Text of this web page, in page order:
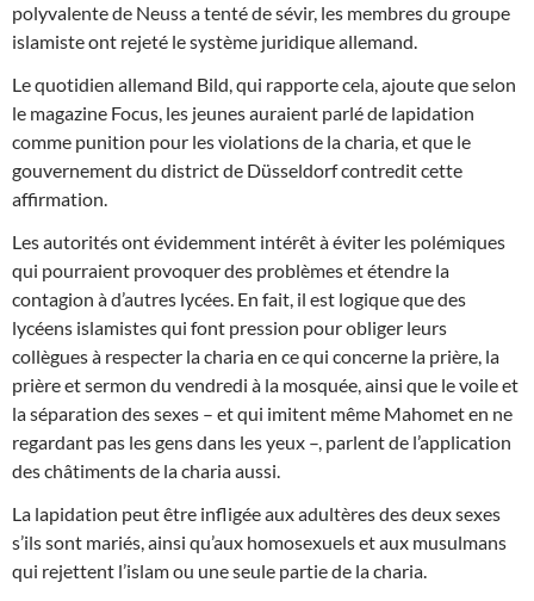
polyvalente de Neuss a tenté de sévir, les membres du groupe
islamiste ont rejeté le système juridique allemand.
Le quotidien allemand Bild, qui rapporte cela, ajoute que selon
le magazine Focus, les jeunes auraient parlé de lapidation
comme punition pour les violations de la charia, et que le
gouvernement du district de Düsseldorf contredit cette
affirmation.
Les autorités ont évidemment intérêt à éviter les polémiques
qui pourraient provoquer des problèmes et étendre la
contagion à d’autres lycées. En fait, il est logique que des
lycéens islamistes qui font pression pour obliger leurs
collègues à respecter la charia en ce qui concerne la prière, la
prière et sermon du vendredi à la mosquée, ainsi que le voile et
la séparation des sexes – et qui imitent même Mahomet en ne
regardant pas les gens dans les yeux –, parlent de l’application
des châtiments de la charia aussi.
La lapidation peut être infligée aux adultères des deux sexes
s’ils sont mariés, ainsi qu’aux homosexuels et aux musulmans
qui rejettent l’islam ou une seule partie de la charia.